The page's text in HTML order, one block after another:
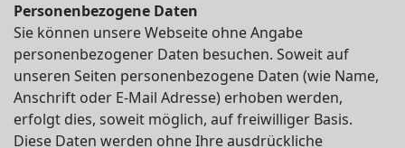
Personenbezogene Daten
Sie können unsere Webseite ohne Angabe
personenbezogener Daten besuchen. Soweit auf
unseren Seiten personenbezogene Daten (wie Name,
Anschrift oder E-Mail Adresse) erhoben werden,
erfolgt dies, soweit möglich, auf freiwilliger Basis.
Diese Daten werden ohne Ihre ausdrückliche